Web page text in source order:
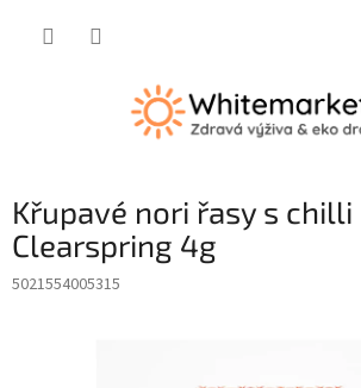
Křupavé nori řasy s chilli
Clearspring 4g
5021554005315